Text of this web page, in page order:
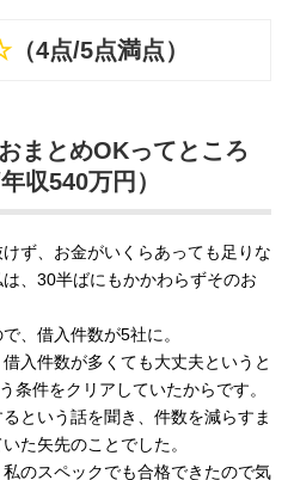
（4点/5点満点）
まとめOKってところ
収540万円）
ず、お金がいくらあっても足りな
、30半ばにもかかわらずそのお
、借入件数が5社に。
入件数が多くても大丈夫というと
条件をクリアしていたからです。
という話を聞き、件数を減らすま
た矢先のことでした。
のスペックでも合格できたので気